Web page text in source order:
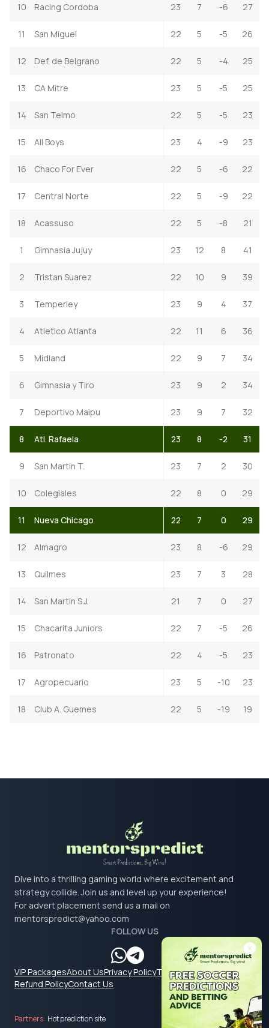
10 Racing Cordoba 23 7 -6 27
11 San Miguel 22 5 -5 26
12 Def. de Belgrano 22 5 -4 25
13 CA Mitre 23 5 -5 25
14 San Telmo 22 5 -5 23
15 All Boys 23 4 -9 23
16 Chaco For Ever 22 5 -6 22
17 Central Norte 22 5 -9 22
18 Acassuso 22 5 -8 21
1 Gimnasia Jujuy 23 12 8 41
2 Tristan Suarez 22 10 9 39
3 Temperley 23 9 4 37
4 Atletico Atlanta 22 11 6 36
5 Midland 22 9 7 34
6 Gimnasia y Tiro 23 9 2 34
7 Deportivo Maipu 23 9 7 32
8 Atl. Rafaela 23 8 -2 31
9 San Martin T. 23 7 2 30
10 Colegiales 22 8 0 29
11 Nueva Chicago 22 7 0 29
12 Almagro 23 8 -6 29
13 Quilmes 23 7 3 28
14 San Martin S.J. 21 7 0 27
15 Chacarita Juniors 22 7 -5 26
16 Patronato 22 4 -5 23
17 Agropecuario 23 5 -10 23
18 Club A. Guemes 22 5 -19 19
Dive into a thrilling gaming world where excitement and
strategy collide. Join us and level up your experience!
For advert placement send us a mail on
mentorspredict@yahoo.com
FOLLOW US
VIP PackagesAbout UsPrivacy PolicyTerms & Conditions
Refund PolicyContact Us
Partners: Hot prediction site